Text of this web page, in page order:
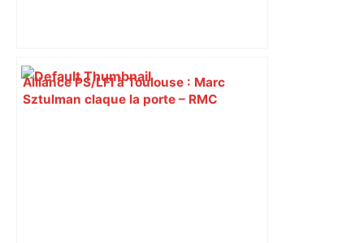
Alliance PS/LFI à Toulouse : Marc
Sztulman claque la porte – RMC